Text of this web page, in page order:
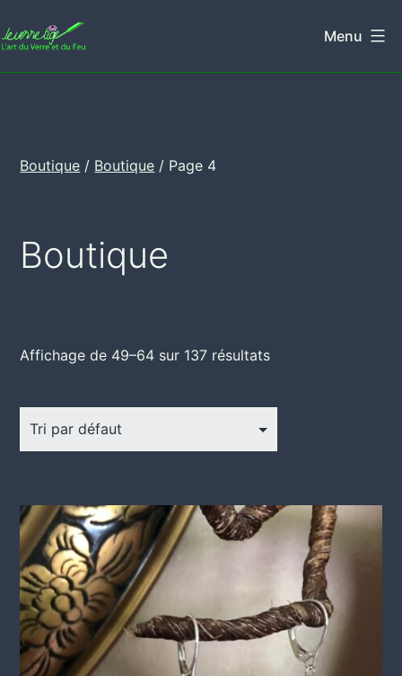
au
contenu
Menu
Boutique / Boutique / Page 4
Boutique
Affichage de 49–64 sur 137 résultats